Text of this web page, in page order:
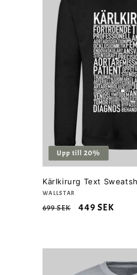
Upp till 20%
Kärlkirurg Text
Säljare:
WALLSTAR
Ordinarie
699 SEK 449 SEK